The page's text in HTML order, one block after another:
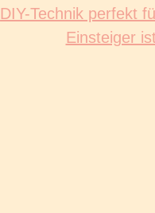
DIY-Technik perfekt
Einsteiger ist